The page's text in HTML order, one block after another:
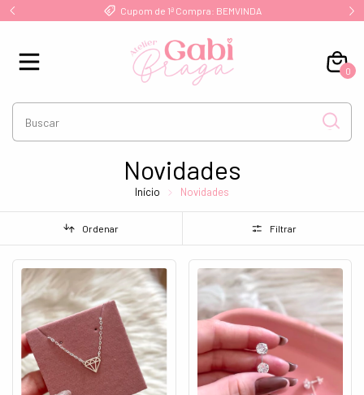
Frete Grátis a partir de R$ 249 para Sul/Sudeste
0
Novidades
Início Novidades
Ordenar Filtrar